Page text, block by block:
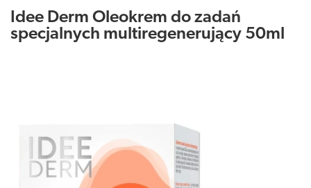
Idee Derm Oleokrem do zadań
specjalnych multiregenerujący 50ml